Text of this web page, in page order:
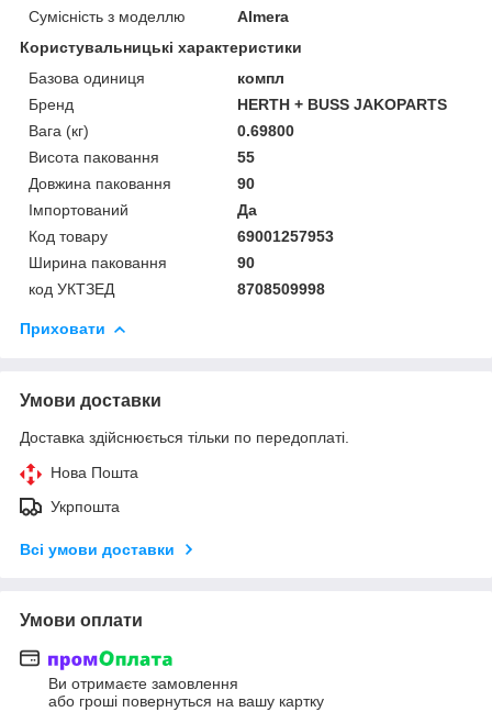
Сумісність з моделлю
Almera
Користувальницькі характеристики
Базова одиниця
компл
Бренд
HERTH + BUSS JAKOPARTS
Вага (кг)
0.69800
Висота паковання
55
Довжина паковання
90
Імпортований
Да
Код товару
69001257953
Ширина паковання
90
код УКТЗЕД
8708509998
Приховати
Умови доставки
Доставка здійснюється тільки по передоплаті.
Нова Пошта
Укрпошта
Всі умови доставки
Умови оплати
Ви отримаєте замовлення
або гроші повернуться на вашу картку